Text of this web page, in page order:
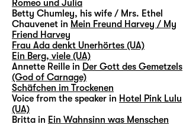
Romeo und Julia
Betty Chumley, his wife / Mrs. Ethel
Chauvenet in Mein Freund Harvey / My
Friend Harvey
Frau Ada denkt Unerhörtes (UA)
Ein Berg, viele (UA)
Annette Reille in Der Gott des Gemetzels
(God of Carnage)
Schäfchen im Trockenen
Voice from the speaker in Hotel Pink Lulu
(UA)
Britta in Ein Wahnsinn was Menschen